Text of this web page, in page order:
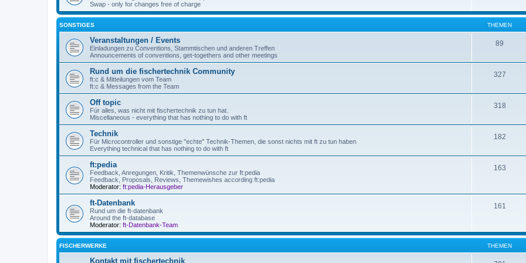
Swap - only for changes free of charge
SONSTIGES THEMEN
Veranstaltungen / Events
Einladungen zu Conventions, Stammtischen und anderen Treffen
Announcements of conventions, get-togethers and other meetings
89
Rund um die fischertechnik Community
ft:c & Mitteilungen vom Team
ft:c & Messages from the Team
327
Off topic
Für alles, was nicht mit fischertechnik zu tun hat.
Miscellaneous - everything that has nothing to do with ft
318
Technik
Für Microcontroller und sonstige "echte" Technik-Themen, die sonst nichts mit ft zu tun haben
Everything technical that has nothing to do with ft
182
ft:pedia
Feedback, Anregungen, Kritik, Themenwünsche zur ft:pedia
Feedback, Proposals, Reviews, Themewishes according ft:pedia
Moderator: ft:pedia-Herausgeber
163
ft-Datenbank
Rund um die ft-datenbank
Around the ft-database
Moderator: ft-Datenbank-Team
161
FISCHERWERKE THEMEN
Kontakt mit fischertechnik